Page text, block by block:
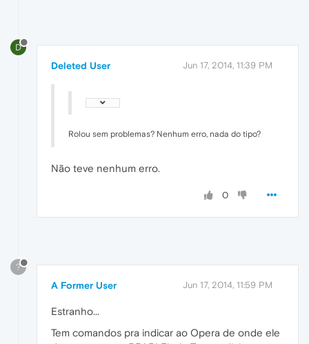
D
Deleted User Jun 17, 2014, 11:39 PM
Rolou sem problemas? Nenhum erro, nada do tipo?
Não teve nenhum erro.
0
?
A Former User Jun 17, 2014, 11:59 PM
Estranho...
Tem comandos pra indicar ao Opera de onde ele